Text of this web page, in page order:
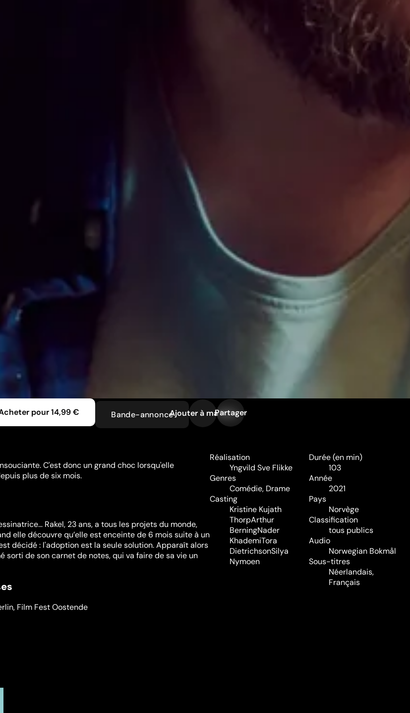
pour14,99 € Bande-annonceAjouter à ma liste
Partager
C'est donc un grand choc lorsqu'elle
plus de six mois.
Rakel, 23 ans, a tous les projets du monde,
elle découvre qu’elle est enceinte de 6 mois suite à un
décidé : l'adoption est la seule solution. Apparaît alors
sorti de son carnet de notes, qui va faire de sa vie un
, Film Fest Oostende
Réalisation
Yngvild Sve Flikke
Genres
Comédie, Drame
Casting
Kristine Kujath
ThorpArthur
BerningNader
KhademiTora
DietrichsonSilya
Nymoen
Durée (en min)
103
Année
2021
Pays
Norvège
Classification
tous publics
Audio
Norwegian Bokmål
Sous-titres
Néerlandais,
Français